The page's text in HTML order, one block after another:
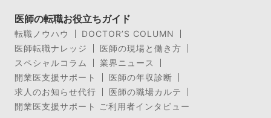
医師の転職お役立ちガイド
転職ノウハウ
DOCTOR’S COLUMN
医師転職ナレッジ
医師の現場と働き方
スペシャルコラム
業界ニュース
開業医支援サポート
医師の年収診断
求人のお知らせ代行
医師の職場カルテ
開業医支援サポート ご利用者インタビュー